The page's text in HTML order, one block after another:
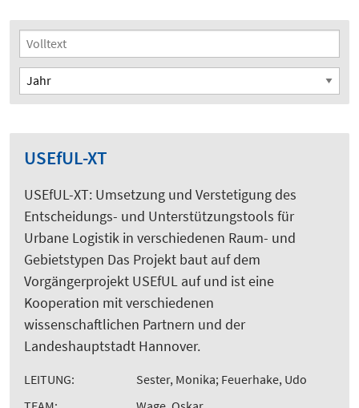
USEfUL-XT
USEfUL-XT: Umsetzung und Verstetigung des
Entscheidungs- und Unterstützungstools für
Urbane Logistik in verschiedenen Raum- und
Gebietstypen Das Projekt baut auf dem
Vorgängerprojekt USEfUL auf und ist eine
Kooperation mit verschiedenen
wissenschaftlichen Partnern und der
Landeshauptstadt Hannover.
LEITUNG:
Sester, Monika; Feuerhake, Udo